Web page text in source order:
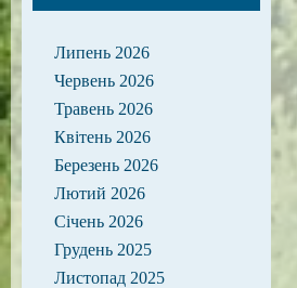
Липень 2026
Червень 2026
Травень 2026
Квітень 2026
Березень 2026
Лютий 2026
Січень 2026
Грудень 2025
Листопад 2025